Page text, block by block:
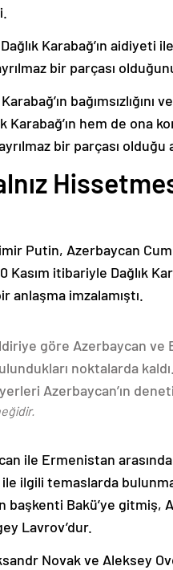
Karabağ’ın
bir parçası
Karabağ’ın hem de ona
bir parçası
Putin, Azerbaycan
Kasım itibariyle Dağlık
anlaşma imzalamıştı.
göre Azerbaycan ve
noktalarda
Azerbaycan’ın
ile Ermenistan
ilgili temaslarda
başkenti Bakü’ye gitmiş,
Lavrov’dur.
Novak ve Aleksey